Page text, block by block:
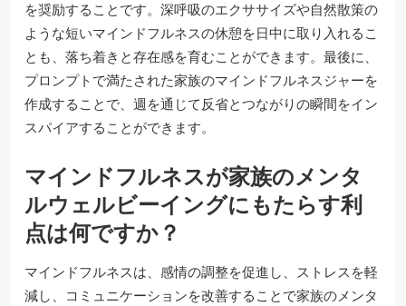
を奨励することです。深呼吸のエクササイズや自然散策の
ような短いマインドフルネスの休憩を日中に取り入れるこ
とも、落ち着きと存在感を育むことができます。最後に、
プロンプトで満たされた家族のマインドフルネスジャーを
作成することで、週を通じて反省とつながりの瞬間をイン
スパイアすることができます。
マインドフルネスが家族のメンタ
ルウェルビーイングにもたらす利
点は何ですか？
マインドフルネスは、感情の調整を促進し、ストレスを軽
減し、コミュニケーションを改善することで家族のメンタ